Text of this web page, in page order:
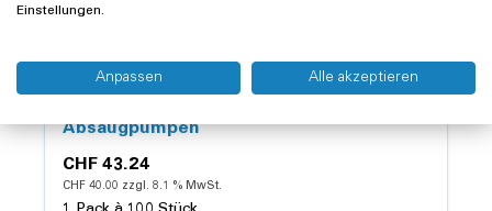
COSANUM
Absaugpumpen
CHF 43.24
CHF 40.00 zzgl. 8.1 % MwSt.
Einstellungen.
Anpassen Alle akzeptieren